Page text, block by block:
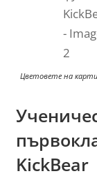
Цветовете на
KickBear